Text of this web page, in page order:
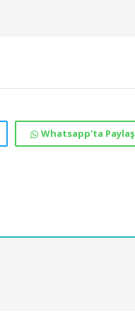
Whatsapp'ta Paylaş